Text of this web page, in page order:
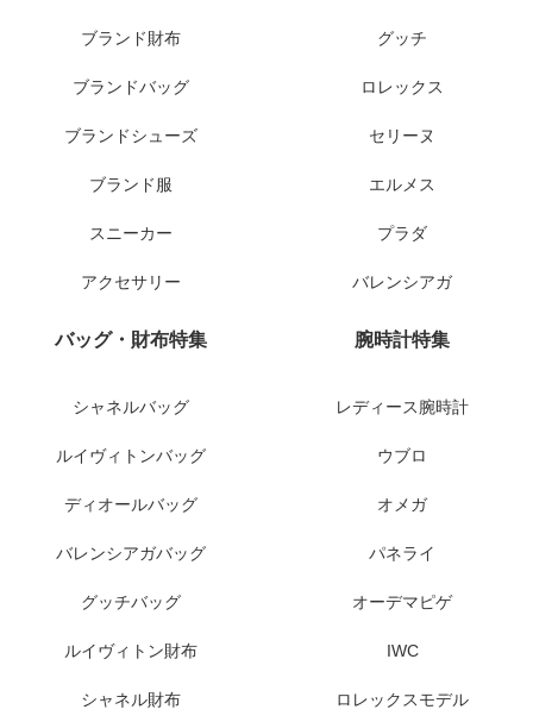
ブランド財布
ブランドバッグ
ブランドシューズ
ブランド服
スニーカー
アクセサリー
グッチ
ロレックス
セリーヌ
エルメス
プラダ
バレンシアガ
バッグ・財布特集
シャネルバッグ
ルイヴィトンバッグ
ディオールバッグ
バレンシアガバッグ
グッチバッグ
ルイヴィトン財布
シャネル財布
腕時計特集
レディース腕時計
ウブロ
オメガ
パネライ
オーデマピゲ
IWC
ロレックスモデル